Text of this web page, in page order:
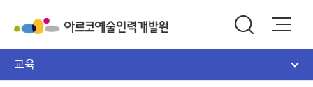
교육